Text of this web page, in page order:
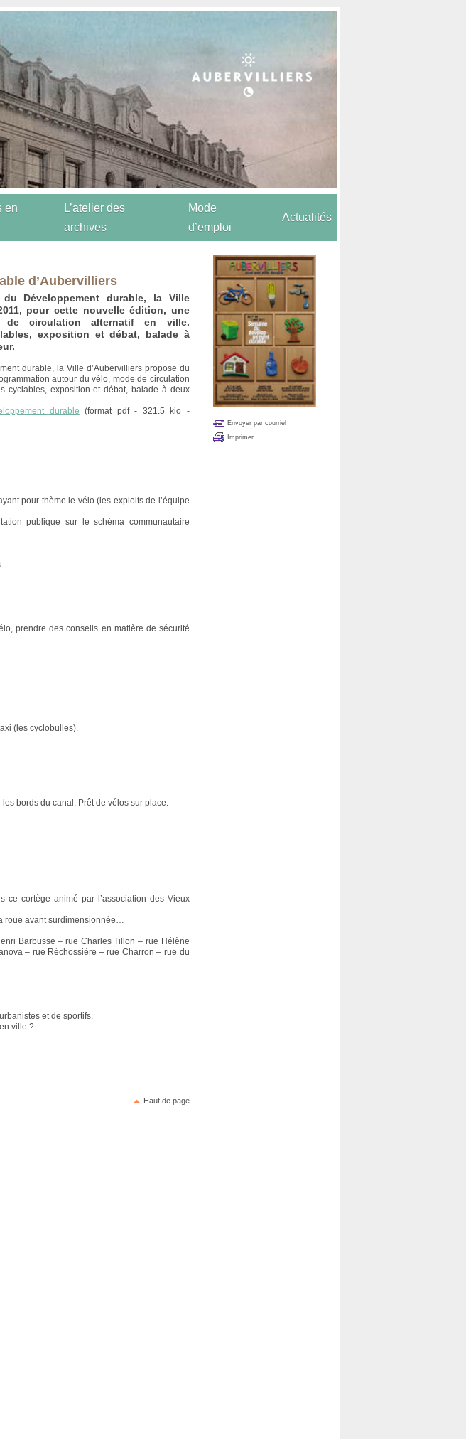
en
L’atelier des
archives
Mode
d’emploi
Actualités
d’Aubervilliers
Développement durable, la Ville
pour cette nouvelle édition, une
de circulation alternatif en ville.
exposition et débat, balade à
durable, la Ville d’Aubervilliers propose du
autour du vélo, mode de circulation
cyclables, exposition et débat, balade à deux
durable (format pdf - 321.5 kio -
pour thème le vélo (les exploits de l’équipe
publique sur le schéma communautaire
prendre des conseils en matière de sécurité
(les cyclobulles).
bords du canal. Prêt de vélos sur place.
ce cortège animé par l’association des Vieux
roue avant surdimensionnée…
Barbusse – rue Charles Tillon – rue Hélène
– rue Réchossière – rue Charron – rue du
et de sportifs.
ville ?
Haut de page
Envoyer par courriel
Imprimer